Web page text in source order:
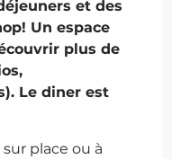
et des
Un espace
plus de
Le diner est
place ou à